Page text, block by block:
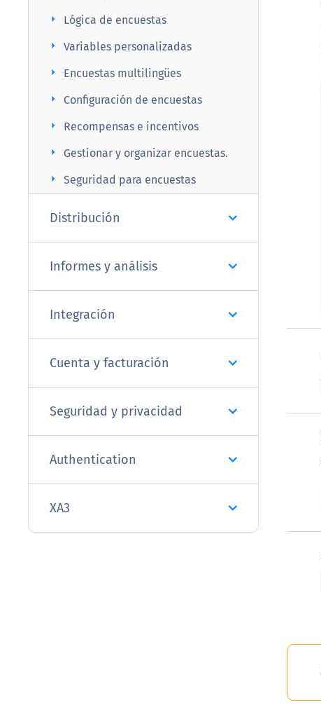
Lógica de encuestas
arrow_right
Variables personalizadas
arrow_right
Encuestas multilingües
arrow_right
Configuración de encuestas
arrow_right
Recompensas e incentivos
arrow_right
Gestionar y organizar encuestas.
arrow_right
Seguridad para encuestas
arrow_right
Distribución
Informes y análisis
Integración
Cuenta y facturación
Seguridad y privacidad
Authentication
XA3